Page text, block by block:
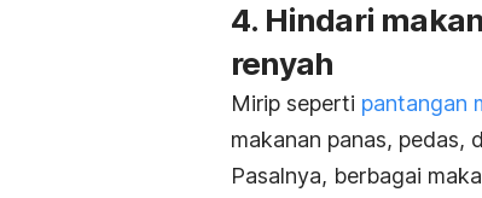
4. Hindari
renyah
Mirip seperti pantangan
makanan panas, pedas,
Pasalnya, berbagai